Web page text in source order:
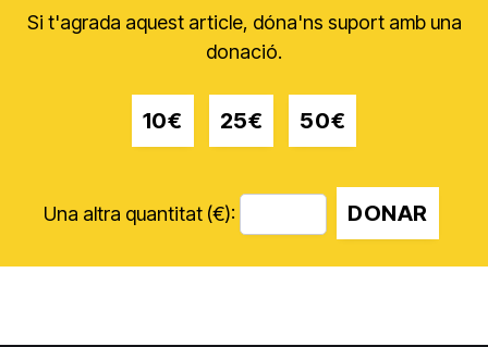
Si t'agrada aquest article, dóna'ns suport amb una
donació.
10€ 25€ 50€
Una altra quantitat (€): DONAR